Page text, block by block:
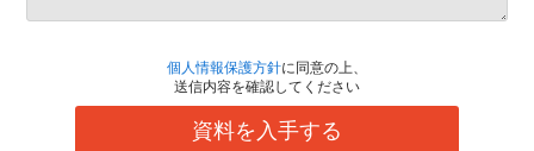
個人情報保護方針に同意の上、
送信内容を確認してください
資料を入手する